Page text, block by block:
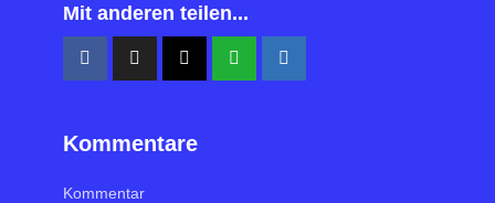
Mit anderen teilen...
Kommentare
Kommentar